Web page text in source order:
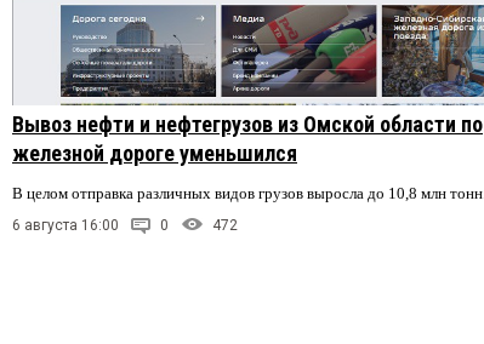
Вывоз нефти и нефтегрузов из Омской области по
железной дороге уменьшился
В целом отправка различных видов грузов выросла до 10,8 млн тонн.
6 августа 16:00 0 472